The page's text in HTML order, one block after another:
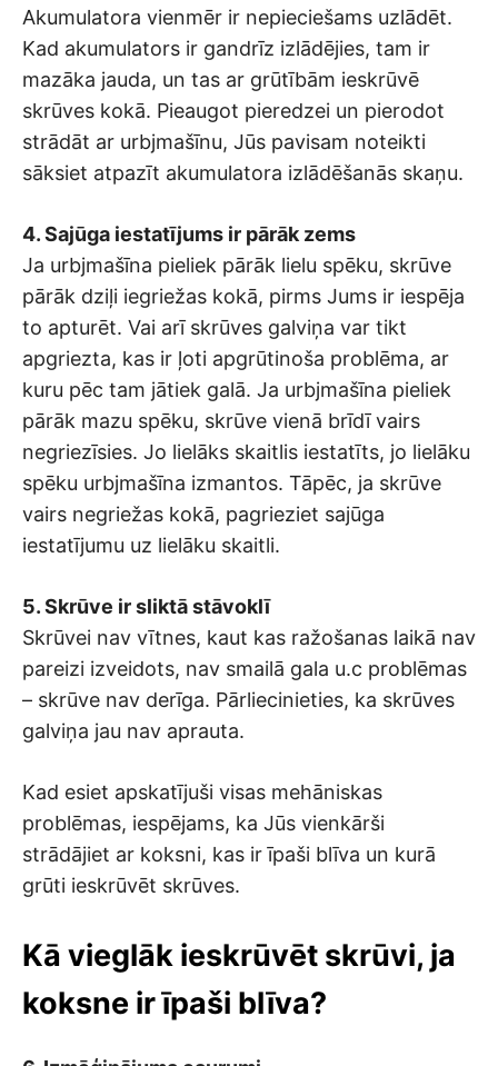
Akumulatora vienmēr ir nepieciešams uzlādēt.
Kad akumulators ir gandrīz izlādējies, tam ir
mazāka jauda, un tas ar grūtībām ieskrūvē
skrūves kokā. Pieaugot pieredzei un pierodot
strādāt ar urbjmašīnu, Jūs pavisam noteikti
sāksiet atpazīt akumulatora izlādēšanās skaņu.
4. Sajūga iestatījums ir pārāk zems
Ja urbjmašīna pieliek pārāk lielu spēku, skrūve
pārāk dziļi iegriežas kokā, pirms Jums ir iespēja
to apturēt. Vai arī skrūves galviņa var tikt
apgriezta, kas ir ļoti apgrūtinoša problēma, ar
kuru pēc tam jātiek galā. Ja urbjmašīna pieliek
pārāk mazu spēku, skrūve vienā brīdī vairs
negriezīsies. Jo lielāks skaitlis iestatīts, jo lielāku
spēku urbjmašīna izmantos. Tāpēc, ja skrūve
vairs negriežas kokā, pagrieziet sajūga
iestatījumu uz lielāku skaitli.
5. Skrūve ir sliktā stāvoklī
Skrūvei nav vītnes, kaut kas ražošanas laikā nav
pareizi izveidots, nav smailā gala u.c problēmas
– skrūve nav derīga. Pārliecinieties, ka skrūves
galviņa jau nav aprauta.
Kad esiet apskatījuši visas mehāniskas
problēmas, iespējams, ka Jūs vienkārši
strādājiet ar koksni, kas ir īpaši blīva un kurā
grūti ieskrūvēt skrūves.
Kā vieglāk ieskrūvēt skrūvi, ja
koksne ir īpaši blīva?